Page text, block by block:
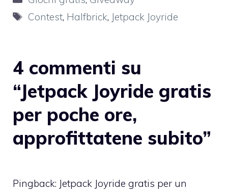
Tag
Contest, Halfbrick, Jetpack Joyride
4 commenti su
“Jetpack Joyride gratis
per poche ore,
approfittatene subito”
Pingback: Jetpack Joyride gratis per un